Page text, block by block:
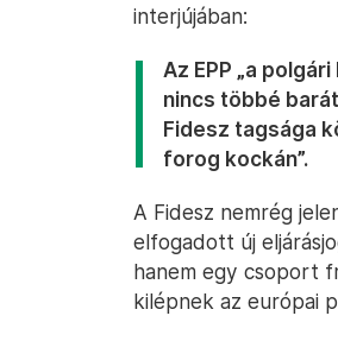
interjújában:
Az EPP „a
nincs többé
Fidesz tagsága
forog kockán”.
A Fidesz nemrég
elfogadott új
hanem egy csoport
kilépnek az európai